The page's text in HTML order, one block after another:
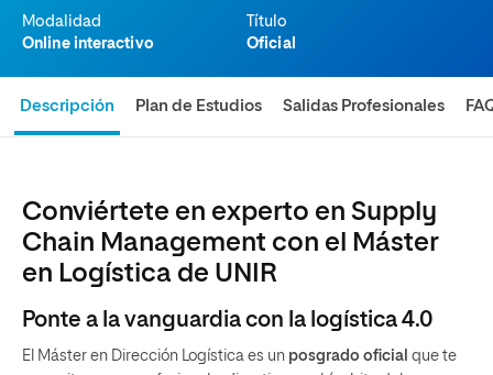
Modalidad
Online interactivo
Título
Oficial
Descripción Plan de Estudios Salidas Profesionales
Conviértete en experto en Supply
Chain Management con el Máster
en Logística de UNIR
Ponte a la vanguardia con la logística 4.0
El Máster en Dirección Logística es un posgrado oficial que te